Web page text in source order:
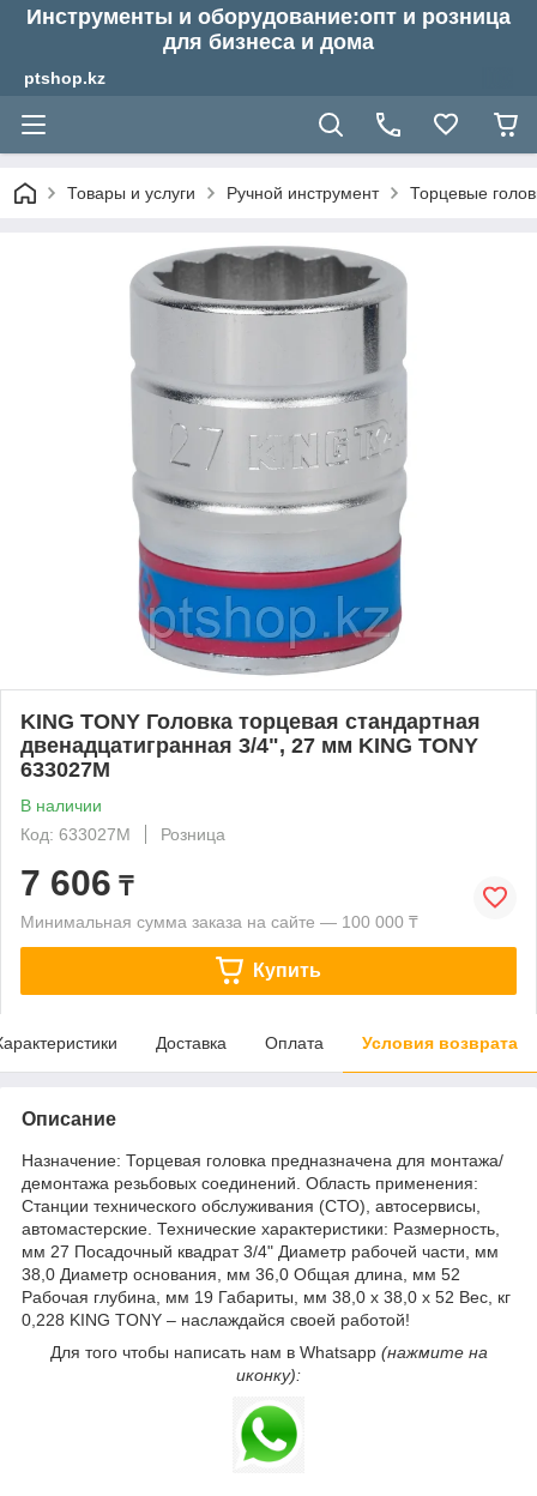
Инструменты и оборудование:опт и розница
для бизнеса и дома
ptshop.kz
Товары и услуги Ручной инструмент Торцевые
KING TONY Головка торцевая стандартная
двенадцатигранная 3/4", 27 мм KING TONY
633027M
В наличии
Код: 633027M
Розница
7 606 ₸
Минимальная сумма заказа на сайте — 100 000 ₸
Купить
Доставка Оплата Условия возврата
Описание
Назначение: Торцевая головка предназначена для монтажа/
демонтажа резьбовых соединений. Область применения:
Станции технического обслуживания (СТО), автосервисы,
автомастерские. Технические характеристики: Размерность,
мм 27 Посадочный квадрат 3/4" Диаметр рабочей части, мм
38,0 Диаметр основания, мм 36,0 Общая длина, мм 52
Рабочая глубина, мм 19 Габариты, мм 38,0 х 38,0 х 52 Вес, кг
0,228 KING TONY – наслаждайся своей работой!
Для того чтобы написать нам в Whatsapp (нажмите на
иконку):